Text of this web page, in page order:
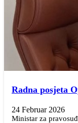
Radna posjeta
24 Februar 2026
Ministar za